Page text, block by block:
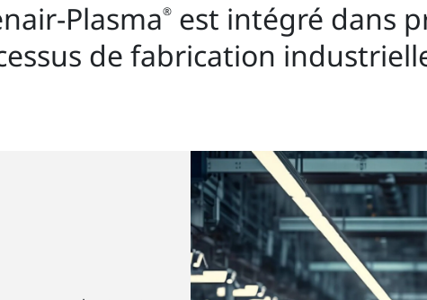
Plasma®est intégré dans
de fabrication